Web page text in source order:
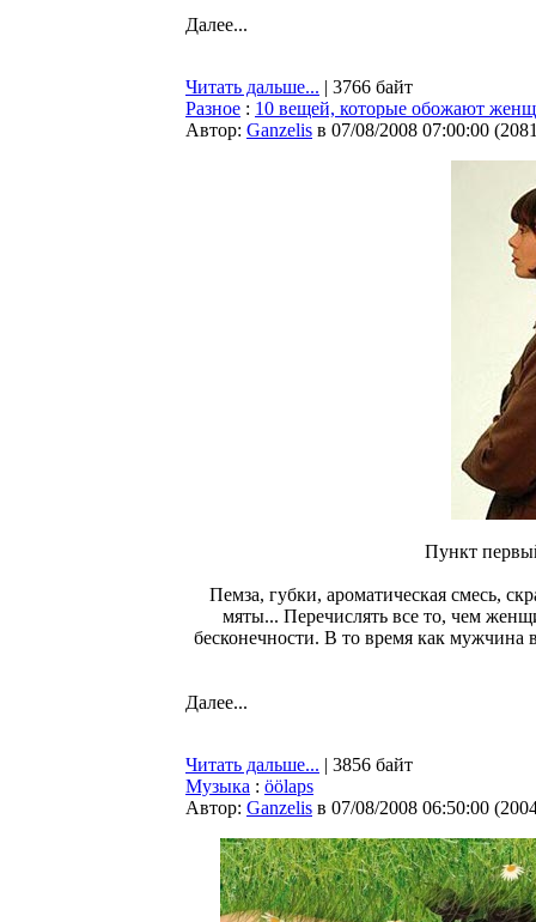
Далее...
Читать дальше... | 3766 байт
Разное : 10 вещей, которые обожают
Автор: Ganzelis в 07/08/2008 07:00:00 (
Пункт
Пемза, губки, ароматическая смесь,
мяты... Перечислять все то, чем
бесконечности. В то время как мужчина
Далее...
Читать дальше... | 3856 байт
Музыка : öölaps
Автор: Ganzelis в 07/08/2008 06:50:00 (